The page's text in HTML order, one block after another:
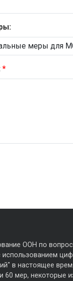
ООН по
использованием
в настоящее
60 мер, некоторые